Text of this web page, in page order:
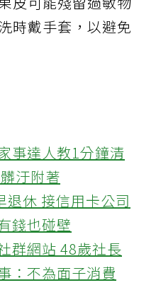
時戴手套，以避免
事達人教1分鐘清
汙附著
休 接信用卡公司
錢也碰壁
群網站 48歲社長
：不為面子消費